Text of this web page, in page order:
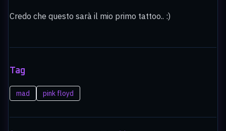
Credo che questo sarà il mio primo tattoo.. :)
Tag
mad pink floyd